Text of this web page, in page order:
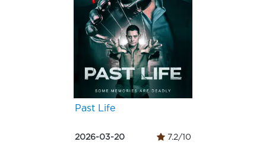
Past Life
2026-03-20 7.2/10